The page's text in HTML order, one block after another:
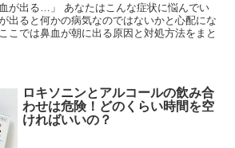
が出る…」 あなたはこんな症状に悩んでい
出ると何かの病気なのではないかと心配にな
こでは鼻血が朝に出る原因と対処方法をまと
ロキソニンとアルコールの飲み合
わせは危険！どのくらい時間を空
ければいいの？